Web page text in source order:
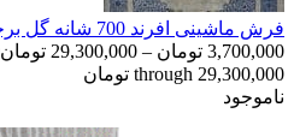
فرش ماشینی افرند 700 شانه گل برجسته کد 7772
3,700,000 تومان –
29,300,000 تومان
through 29,300,000 تومان
ناموجود